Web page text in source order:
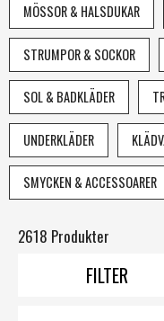
MÖSSOR & HALSDUKAR
STRUMPOR & SOCKOR
SOL & BADKLÄDER
UNDERKLÄDER
SMYCKEN & ACCESSOARER
2618 Produkter
FILTER